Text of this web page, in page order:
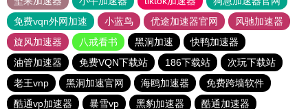
免费vqn外网加速
小蓝鸟 优途加速器官网
风驰加速器
旋风加速器
八戒看书 黑洞加速
快鸭加速器
油管加速器
免费VQN下载站 186下载站
次玩下载站
老王vnp
黑洞加速官网 海鸥加速器
免费跨墙软件
酷通vp加速器
暴雪vp 黑豹加速器 酷通加速器